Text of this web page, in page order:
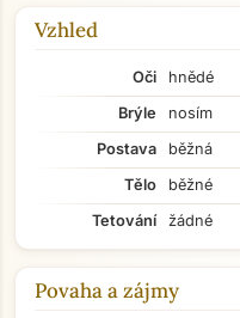
Vzhled
Oči
hnědé
Brýle
nosím
Postava
běžná
Tělo
běžné
Tetování
žádné
Povaha a zájmy